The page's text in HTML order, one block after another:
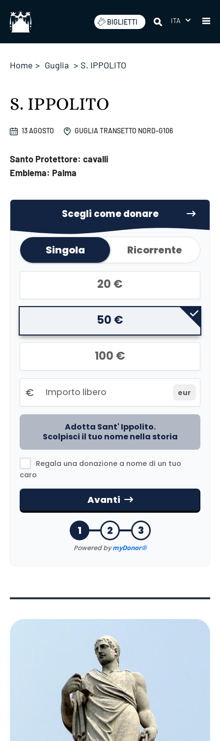
BIGLIETTI ITA
Home > Guglia > S. IPPOLITO
S. IPPOLITO
13 AGOSTO GUGLIA TRANSETTO NORD-G106
Santo Protettore: cavalli
Emblema: Palma